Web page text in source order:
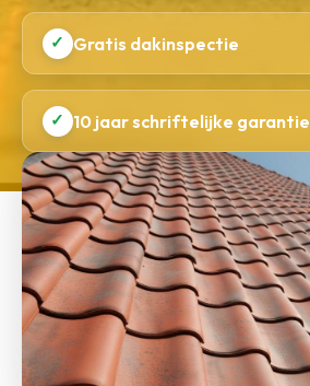
✓ Gratis dakinspectie
✓ 10 jaar schriftelijke garantie